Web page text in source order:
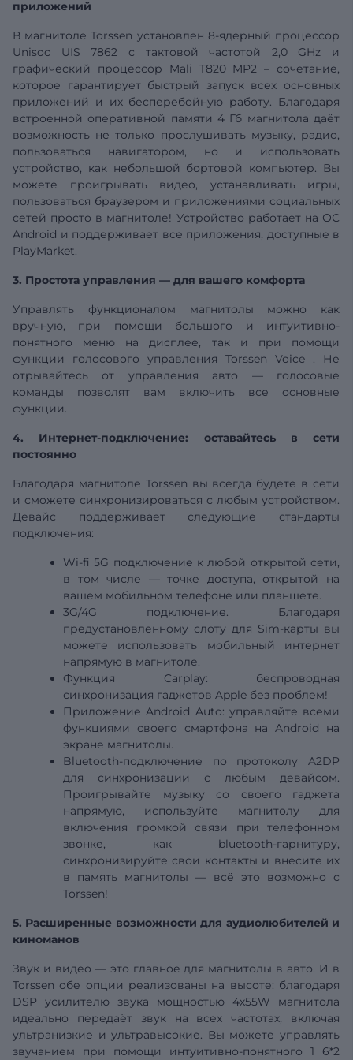
приложений
В магнитоле Torssen установлен 8-ядерный процессор
Unisoc UIS
7862 с тактовой частотой 2,0 GHz и
графический процессор Mali T820 MP2 – сочетание,
которое гарантирует быстрый запуск всех основных
приложений и их бесперебойную работу. Благодаря
встроенной оперативной памяти 4 Гб магнитола даёт
возможность не только прослушивать музыку, радио,
пользоваться навигатором, но и использовать
устройство, как небольшой бортовой компьютер. Вы
можете проигрывать видео, устанавливать игры,
пользоваться браузером и приложениями социальных
сетей просто в магнитоле! Устройство работает на ОС
Android и поддерживает все приложения, доступные в
PlayMarket.
3. Простота управления — для вашего комфорта
Управлять функционалом магнитолы можно как
вручную, при помощи большого и интуитивно-
понятного меню на дисплее, так и при помощи
функции голосового управления Torssen Voice
. Не
отрывайтесь от управления авто — голосовые
команды позволят вам включить все основные
функции.
4. Интернет-подключение: оставайтесь в сети
постоянно
Благодаря магнитоле Torssen вы всегда будете в сети
и сможете синхронизироваться с любым устройством.
Девайс поддерживает следующие стандарты
подключения:
Wi-fi5G подключение к любой открытой сети,
в том числе — точке доступа, открытой на
вашем мобильном телефоне или планшете.
3G/4G подключение. Благодаря
предустановленному слоту для Sim-карты вы
можете использовать мобильный интернет
напрямую в магнитоле.
Функция Carplay: беспроводная
синхронизация гаджетов Apple без проблем!
Приложение Android Auto: управляйте всеми
функциями своего смартфона на Android на
экране магнитолы.
Bluetooth-подключение по протоколу A2DP
для синхронизации с любым девайсом.
Проигрывайте музыку со своего гаджета
напрямую, используйте магнитолу для
включения громкой связи при телефонном
звонке, как bluetooth-гарнитуру,
синхронизируйте свои контакты и внесите их
в память магнитолы — всё это возможно с
Torssen!
5. Расширенные возможности для аудиолюбителей и
киноманов
Звук и видео — это главное для магнитолы в авто. И в
Torssen обе опции реализованы на высоте: благодаря
DSP усилителю звука мощностью 4х55W магнитола
идеально передаёт звук на всех частотах, включая
ультранизкие и ультравысокие. Вы можете управлять
звучанием при помощи интуитивно-понятного 1
6*2